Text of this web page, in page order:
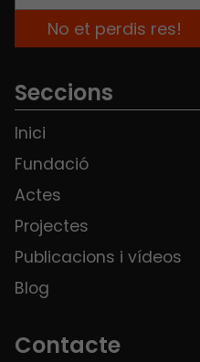
Seccions
Inici
Fundació
Actes
Projectes
Publicacions i vídeos
Blog
Contacte